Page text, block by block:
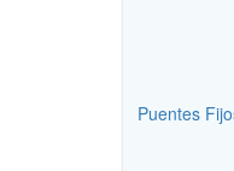
Puentes